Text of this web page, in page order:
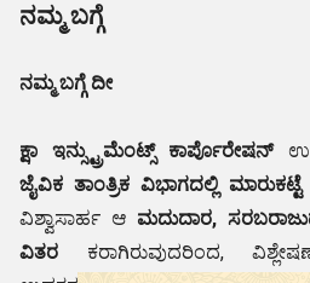
ನಮ್ಮ ಬಗ್ಗೆ
ನಮ್ಮ ಬಗ್ಗೆ ದೀ
ಕ್ಷಾ ಇನ್ಸ್ಟ್ರುಮೆಂಟ್ಸ್ ಕಾರ್ಪೊರೇಷನ್
ಜೈವಿಕ ತಾಂತ್ರಿಕ ವಿಭಾಗದಲ್ಲಿ ಮಾರುಕಟ್ಟೆ
ವಿಶ್ವಾಸಾರ್ಹ ಆ ಮದುದಾರ,
ವಿತರ ಕರಾಗಿರುವುದರಿಂದ,